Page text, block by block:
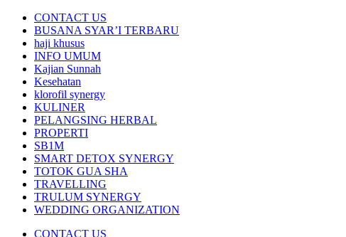
CONTACT US
BUSANA SYAR’I TERBARU
haji khusus
INFO UMUM
Kajian Sunnah
Kesehatan
klorofil synergy
KULINER
PELANGSING HERBAL
PROPERTI
SB1M
SMART DETOX SYNERGY
TOTOK GUA SHA
TRAVELLING
TRULUM SYNERGY
WEDDING ORGANIZATION
CONTACT US